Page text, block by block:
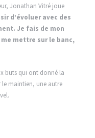
Jonathan Vitré joue
d’évoluer avec des
Je fais de mon
me mettre sur le banc,
buts qui ont donné la
le maintien, une autre